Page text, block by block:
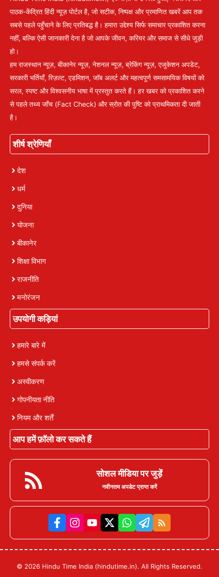
पाठक-केंद्रित हिंदी न्यूज़ पोर्टल है, जो सटीक, निष्पक्ष और प्रमाणित खबरें आप तक
सबसे पहले पहुँचाने के लिए प्रतिबद्ध है। हमारा उद्देश्य सिर्फ समाचार प्रकाशित करना
नहीं, बल्कि ऐसी जानकारी देना है जो आपके जीवन, करियर और समाज से सीधे जुड़ी
हो।
हम राजस्थान न्यूज़, बीकानेर न्यूज़, नेशनल न्यूज़, ब्रेकिंग न्यूज़, एजुकेशन अपडेट,
सरकारी भर्तियाँ, रिज़ल्ट, एडमिशन, जॉब अलर्ट और महत्वपूर्ण समसामयिक विषयों को
सरल, स्पष्ट और विश्वसनीय भाषा में प्रस्तुत करते हैं। हर खबर को प्रकाशित करने
से पहले तथ्य जाँच (Fact Check) और स्रोत की पुष्टि को प्राथमिकता दी जाती
है।
शीर्ष श्रेणियाँ
देश
धर्म
दुनिया
योजना
बीकानेर
शिक्षा विभाग
राजनीति
मनोरंजन
उपयोगी कड़ियां
हमारे बारे में
हमसे संपर्क करें
अस्वीकरण
गोपनीयता नीति
नियम और शर्तें
आप हमें फ़ॉलो कर सकते हैं
सोशल मीडिया पर जुड़ें
नवीनतम अपडेट प्राप्त करें
© 2026 Hindu Time India (hindutime.in). All Rights Reserved.